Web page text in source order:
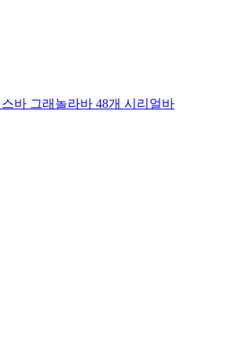
바 그래놀라바 48개 시리얼바